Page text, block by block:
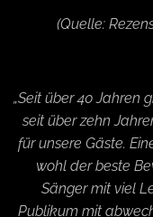
(Quelle:
„Seit über 40 Jahren
seit über zehn
für unsere Gäste.
wohl der beste
Sänger mit viel
Publikum mit